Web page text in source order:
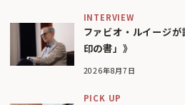
INTERVIEW
ファビオ・ルイージ
印の書」》
2026年8月7日
PICK UP